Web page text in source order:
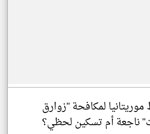
لمكافحة "زوارق
ناجعة أم تسكين لحظي؟